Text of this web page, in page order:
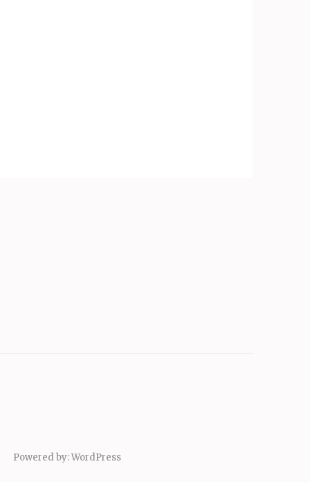
Powered by:WordPress